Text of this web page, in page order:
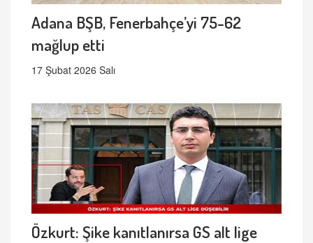
Adana BŞB, Fenerbahçe’yi 75-62
mağlup etti
17 Şubat 2026 Salı
Özkurt: Şike kanıtlanırsa GS alt lige